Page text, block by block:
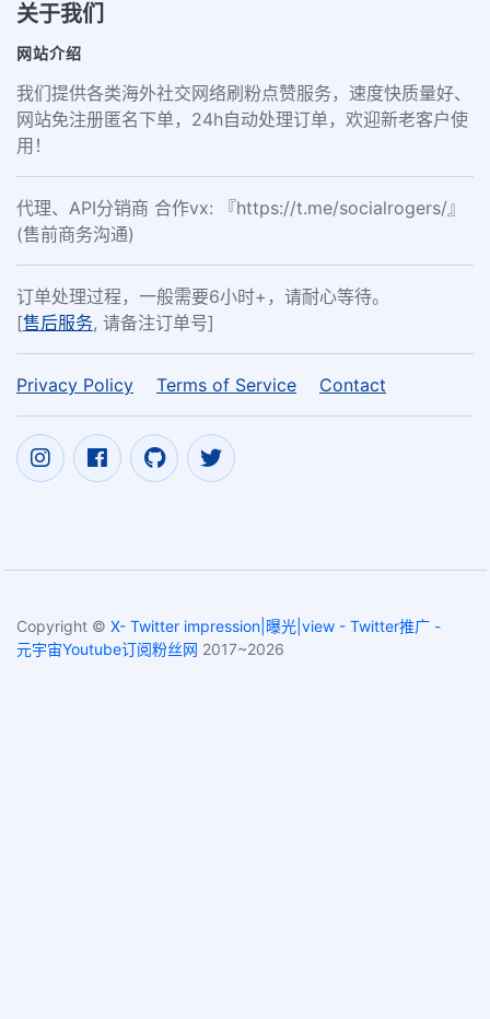
关于我们
网站介绍
我们提供各类海外社交网络刷粉点赞服务，速度快质量好、
网站免注册匿名下单，24h自动处理订单，欢迎新老客户使
用！
代理、API分销商 合作vx: 『https://t.me/socialrogers/』
(售前商务沟通)
订单处理过程，一般需要6小时+，请耐心等待。
[售后服务, 请备注订单号]
Privacy Policy Terms of Service Contact
Copyright © X- Twitter impression|曝光|view - Twitter推广 -
元宇宙Youtube订阅粉丝网 2017~2026